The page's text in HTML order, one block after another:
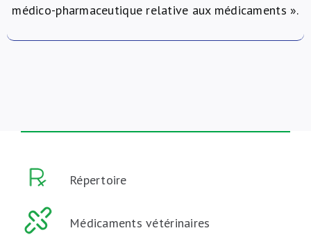
médico-pharmaceutique relative aux médicaments ».
Répertoire
Médicaments vétérinaires